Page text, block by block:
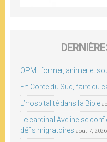
OPM : former, animer et
En Corée du Sud, faire du
L’hospitalité dans la Bible
Le cardinal Aveline se
défis migratoires août 7, 2026